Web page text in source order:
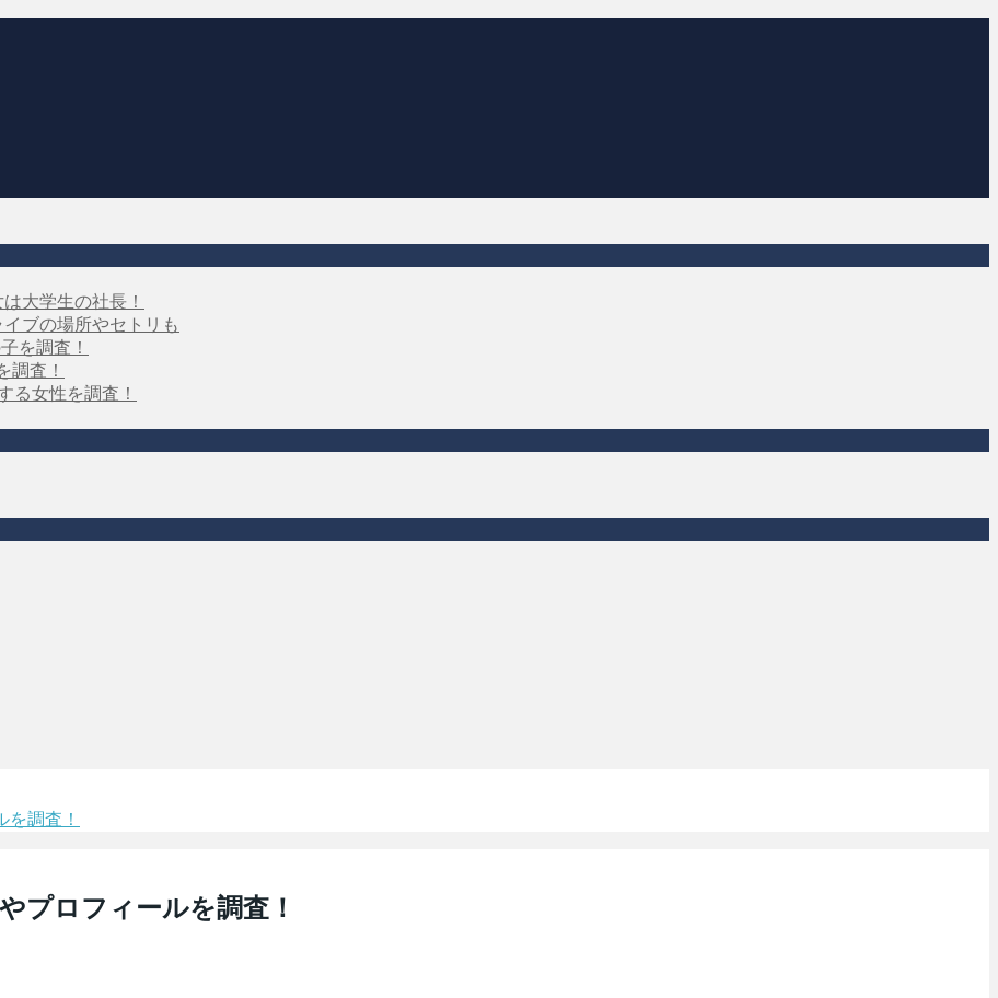
大学生の社長！
ブの場所やセトリも
を調査！
調査！
る女性を調査！
調査！
プロフィールを調査！